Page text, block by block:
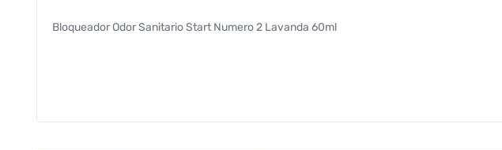
Bloqueador Odor Sanitario Start Numero 2 Lavanda 60ml